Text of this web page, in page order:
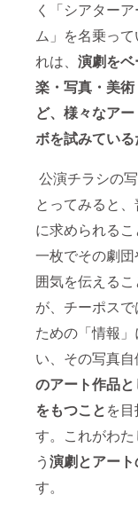
く「シアター
ム」を名乗っ
れは、 演劇を
楽・写真・美
ど、 様々なア
ボを試みている
公演チラシの
とってみると
に求められる
一枚でその劇
囲気を伝えるこ
が、チーポス
ための「情報
い、その写真
のアート作品
をもつことを
す。これがわ
う演劇とアー
す。